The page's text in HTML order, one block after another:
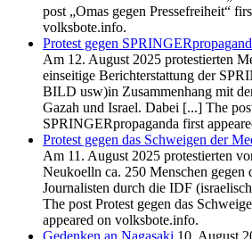
post „Omas gegen Pressefreiheit“
volksbote.info.
Protest gegen
Am 12. August 2025 protestierten
einseitige Berichterstattung der
BILD usw)in Zusammenhang mit
Gazah und Israel. Dabei [...] The
SPRINGERpropaganda first
Protest gegen das Schweigen der
Am 11. August 2025 protestierten
Neukoelln ca. 250 Menschen gegen
Journalisten durch die IDF
The post Protest gegen das
appeared on volksbote.info.
Gedenken an Nagasaki 10. August